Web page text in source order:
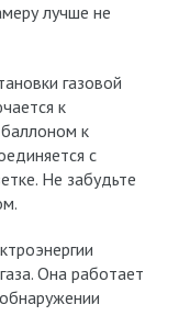
лучше не
газовой
к
к
с
Не забудьте
Она работает